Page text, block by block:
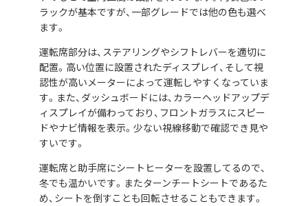
ラックが基本ですが、一部グレードでは他の色も選べ
ます。
運転席部分は、ステアリングやシフトレバーを適切に
配置。高い位置に設置されたディスプレイ、そして視
認性が高いメーターによって運転しやすくなっていま
す。また、ダッシュボードには、カラーヘッドアップデ
ィスプレイが備わっており、フロントガラスにスピー
ドやナビ情報を表示。少ない視線移動で確認でき見や
すいです。
運転席と助手席にシートヒーターを設置してるので、
冬でも温かいです。またターンチートシートであるた
め、シートを倒すことも回転させることもできます。